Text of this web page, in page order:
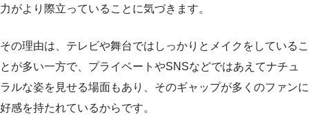
力がより際立っていることに気づきます。
その理由は、テレビや舞台ではしっかりとメイクをしているこ
とが多い一方で、プライベートやSNSなどではあえてナチュ
ラルな姿を見せる場面もあり、そのギャップが多くのファンに
好感を持たれているからです。